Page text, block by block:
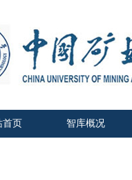
首页 智库概况